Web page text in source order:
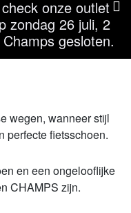
onze outlet
zondag 26 juli, 2
gesloten.
naar onze winkel
wegen, wanneer stijl
perfecte fietsschoen.
en een ongelooflijke
CHAMPS zijn.